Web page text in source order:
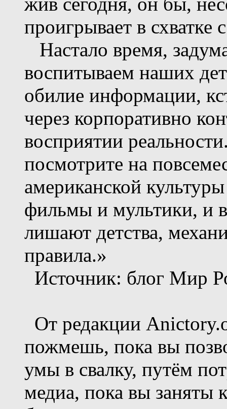
проигрывает в
Настало время,
воспитываем наших
обилие информации,
через корпоративно
восприятии
посмотрите на
американской
фильмы и мультики, и
лишают детства,
правила.»
Источник: блог Мир
От редакции
пожмешь, пока вы
умы в свалку, путём
медиа, пока вы заняты